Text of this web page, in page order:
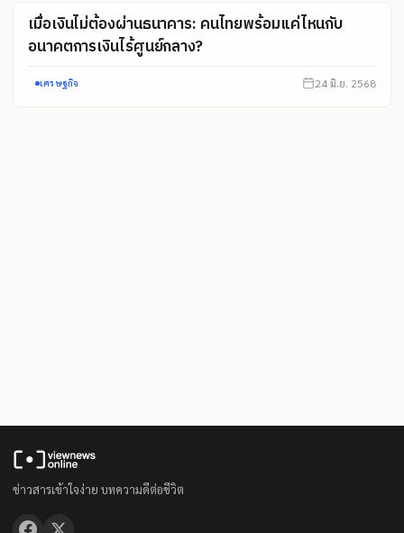
เมื่อเงินไม่ต้องผ่านธนาคาร: คนไทยพร้อมแค่ไหนกับ
อนาคตการเงินไร้ศูนย์กลาง?
เศรษฐกิจ 24 มิ.ย. 2568
ข่าวสารเข้าใจง่าย บทความดีต่อชีวิต